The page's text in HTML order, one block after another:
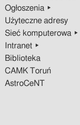
Ogłoszenia ▸
Użyteczne adresy
Sieć komputerowa ▸
Intranet ▸
Biblioteka
CAMK Toruń
AstroCeNT